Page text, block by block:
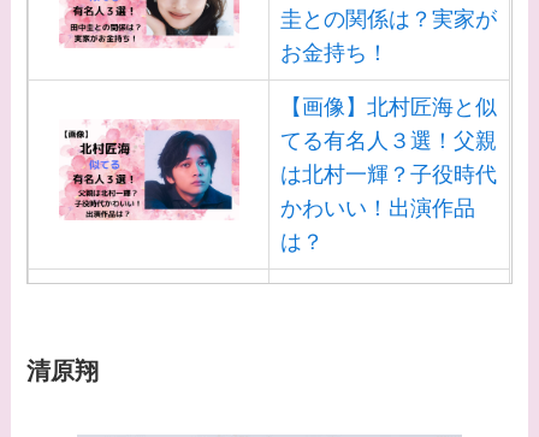
【画像】野呂佳代と似
てる有名人３選！AKB
時代痩せていた？旦那
との馴れ初めは？
【画像】柴咲コウと似
てる女優３選！結婚し
て旦那がいる？北海道
のどこに住んでる？
圭との関係は？実家が
お金持ち！
【画像】北村匠海と似
てる有名人３選！父親
は北村一輝？子役時代
かわいい！出演作品
は？
清原翔